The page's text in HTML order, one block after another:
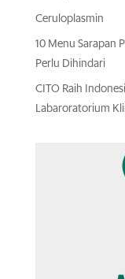
Ceruloplasmin
10 Menu Sarapan
Perlu Dihindari
CITO Raih
Labaroratorium